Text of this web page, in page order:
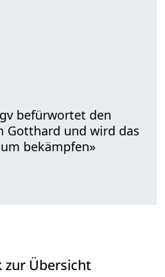
befürwortet den
Gotthard und wird das
bekämpfen»
zur Übersicht